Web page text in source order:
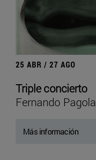
25 ABR / 27 AGO
Triple concierto
Fernando Pagola
Más información